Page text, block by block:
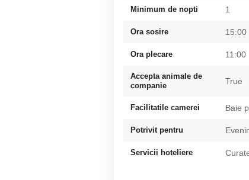
Minimum de nopti 1
Ora sosire 15:00
Ora plecare 11:00
Accepta animale de
companie
True
Facilitatile camerei Baie
Potrivit pentru
Servicii hoteliere